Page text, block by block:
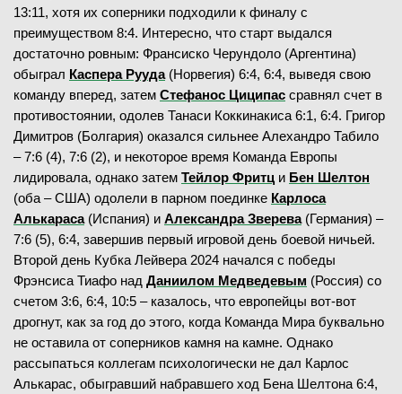
13:11, хотя их соперники подходили к финалу с
преимуществом 8:4. Интересно, что старт выдался
достаточно ровным: Франсиско Черундоло (Аргентина)
обыграл Каспера Рууда(Норвегия) 6:4, 6:4, выведя свою
команду вперед, затем Стефанос Циципас сравнял счет в
противостоянии, одолев Танаси Коккинакиса 6:1, 6:4. Григор
Димитров (Болгария) оказался сильнее Алехандро Табило
– 7:6 (4), 7:6 (2), и некоторое время Команда Европы
лидировала, однако затем Тейлор Фритц и Бен Шелтон
(оба – США) одолели в парном поединке Карлоса
Алькараса(Испания) и Александра Зверева(Германия) –
7:6 (5), 6:4, завершив первый игровой день боевой ничьей.
Второй день Кубка Лейвера 2024 начался с победы
Фрэнсиса Тиафо над Даниилом Медведевым (Россия) со
счетом 3:6, 6:4, 10:5 – казалось, что европейцы вот-вот
дрогнут, как за год до этого, когда Команда Мира буквально
не оставила от соперников камня на камне. Однако
рассыпаться коллегам психологически не дал Карлос
Алькарас, обыгравший набравшего ход Бена Шелтона 6:4,